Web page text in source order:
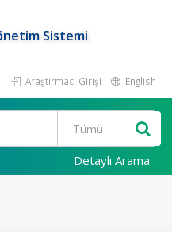
Sistemi
Araştırmacı Girişi English
Detaylı Arama